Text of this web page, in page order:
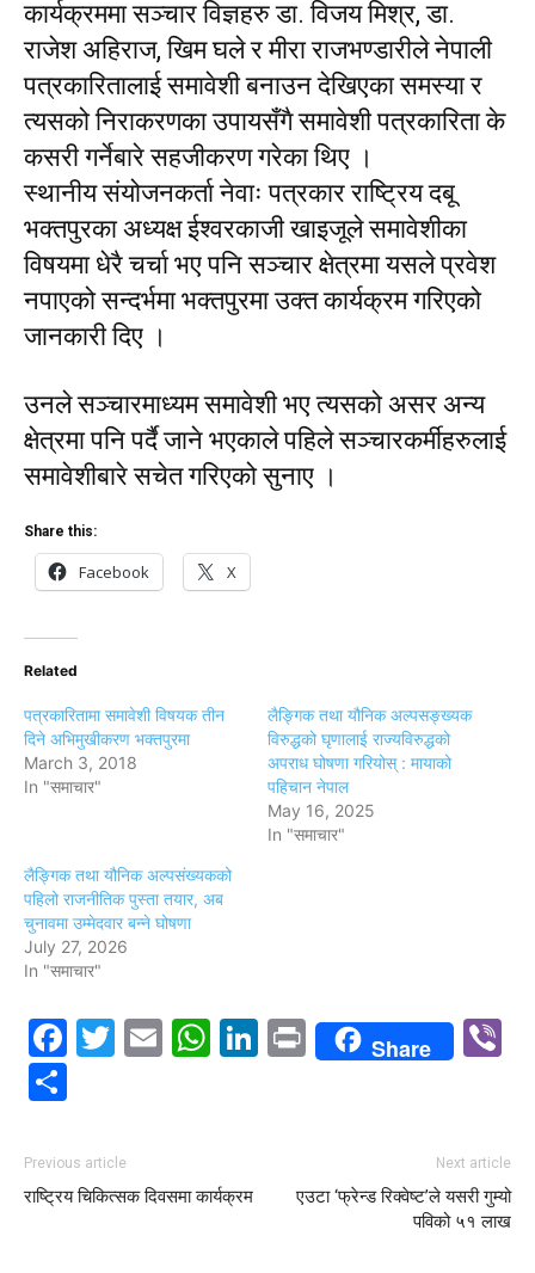
कार्यक्रममा सञ्चार विज्ञहरु डा. विजय मिश्र, डा.
राजेश अहिराज, खिम घले र मीरा राजभण्डारीले नेपाली
पत्रकारितालाई समावेशी बनाउन देखिएका समस्या र
त्यसको निराकरणका उपायसँगै समावेशी पत्रकारिता के
कसरी गर्नेबारे सहजीकरण गरेका थिए ।
स्थानीय संयोजनकर्ता नेवाः पत्रकार राष्ट्रिय दबू
भक्तपुरका अध्यक्ष ईश्वरकाजी खाइजूले समावेशीका
विषयमा धेरै चर्चा भए पनि सञ्चार क्षेत्रमा यसले प्रवेश
नपाएको सन्दर्भमा भक्तपुरमा उक्त कार्यक्रम गरिएको
जानकारी दिए ।
उनले सञ्चारमाध्यम समावेशी भए त्यसको असर अन्य
क्षेत्रमा पनि पर्दै जाने भएकाले पहिले सञ्चारकर्मीहरुलाई
समावेशीबारे सचेत गरिएको सुनाए ।
Share this:
Facebook X
Related
पत्रकारितामा समावेशी विषयक तीन
दिने अभिमुखीकरण भक्तपुरमा
March 3, 2018
In "समाचार"
लैङ्गिक तथा यौनिक अल्पसङ्ख्यक
विरुद्धको घृणालाई राज्यविरुद्धको
अपराध घोषणा गरियोस् : मायाको
पहिचान नेपाल
May 16, 2025
In "समाचार"
लैङ्गिक तथा यौनिक अल्पसंख्यकको
पहिलो राजनीतिक पुस्ता तयार, अब
चुनावमा उम्मेदवार बन्ने घोषणा
July 27, 2026
In "समाचार"
Facebook
Twitter
EmailWhatsApp
LinkedIn
PrintShare
Previous article
राष्ट्रिय चिकित्सक दिवसमा कार्यक्रम
Next article
एउटा ‘फ्रेन्ड रिक्वेष्ट’ले यसरी गुम्यो
पविको ५१ लाख